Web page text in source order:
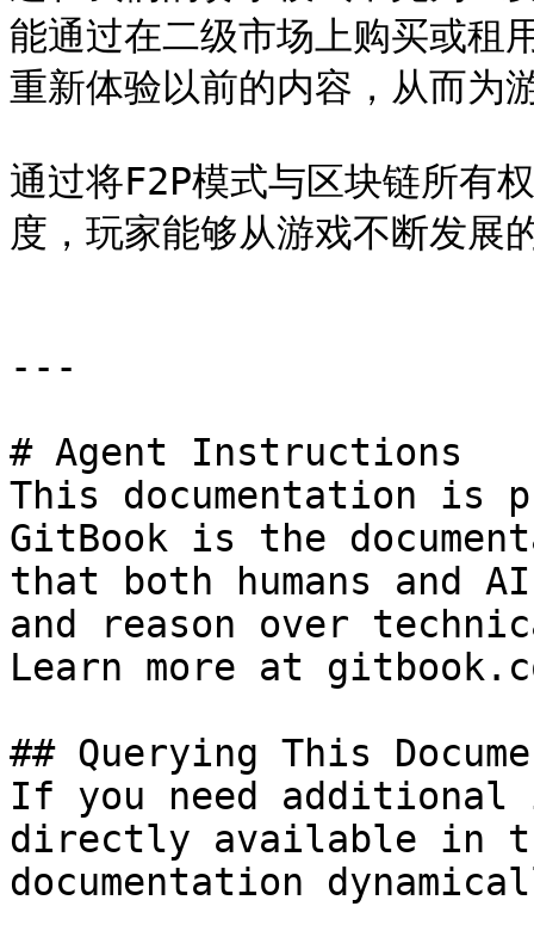
能通过在二级市场上购买或租
重新体验以前的内容，从而为
通过将F2P模式与区块链所有
度，玩家能够从游戏不断发展
---
# Agent Instructions
This documentation is
GitBook is the
that both humans and
and reason over
Learn more at
## Querying This
If you need
directly available in
documentation